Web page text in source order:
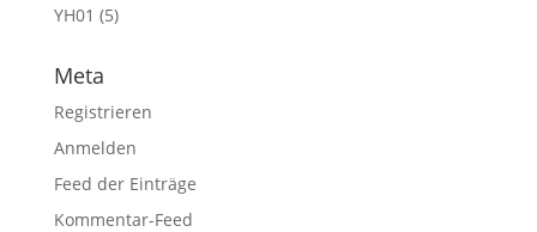
YH01 (5)
Meta
Registrieren
Anmelden
Feed der Einträge
Kommentar-Feed